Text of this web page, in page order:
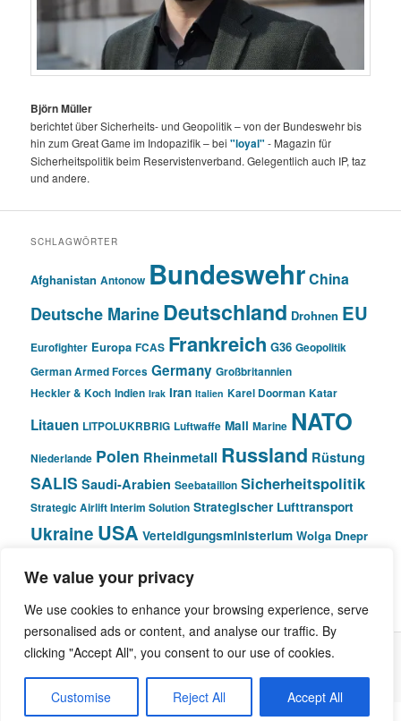
We value your privacy
We use cookies to enhance your browsing experience, serve
personalised ads or content, and analyse our traffic. By
clicking "Accept All", you consent to our use of cookies.
Customise Reject All Accept All
Björn Müller
berichtet über Sicherheits- und Geopolitik – von der Bundeswehr bis
hin zum Great Game im Indopazifik – bei"loyal" - Magazin für
Sicherheitspolitik beim Reservistenverband. Gelegentlich auch IP, taz
und andere.
SCHLAGWÖRTER
Afghanistan Antonow BundeswehrChina
Deutsche MarineDeutschland Drohnen EU
Eurofighter Europa FCAS Frankreich G36 Geopolitik
German Armed Forces Germany Großbritannien
Heckler & Koch Indien Irak Iran Italien Karel Doorman Katar
Litauen LITPOLUKRBRIG Luftwaffe Mali Marine NATO
Niederlande Polen Rheinmetall Russland Rüstung
SALIS Saudi-Arabien Seebataillon Sicherheitspolitik
Strategic Airlift Interim Solution Strategischer Lufttransport
Ukraine USA Verteidigungsministerium Wolga Dnepr
© Pivot Area